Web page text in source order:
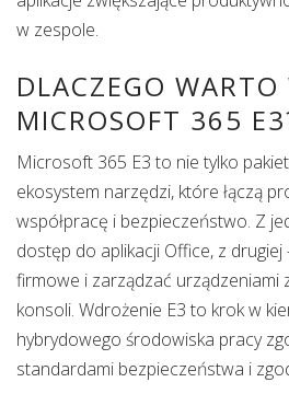
w zespole.
DLACZEGO WARTO
MICROSOFT 365
Microsoft 365 E3 to nie tylko
ekosystem narzędzi, które łączą
współpracę i bezpieczeństwo. Z
dostęp do aplikacji Office, z
firmowe i zarządzać urządzeniami
konsoli. Wdrożenie E3 to krok w
hybrydowego środowiska pracy
standardami bezpieczeństwa i